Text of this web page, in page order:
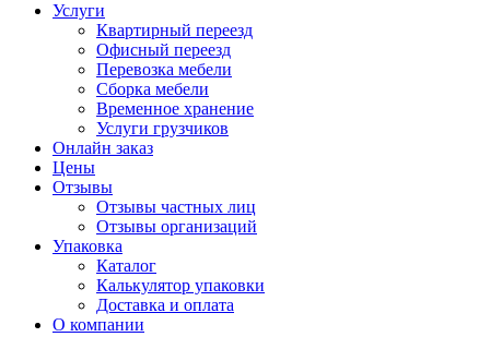
Услуги
Квартирный переезд
Офисный переезд
Перевозка мебели
Сборка мебели
Временное хранение
Услуги грузчиков
Онлайн заказ
Цены
Отзывы
Отзывы частных лиц
Отзывы организаций
Упаковка
Каталог
Калькулятор упаковки
Доставка и оплата
О компании